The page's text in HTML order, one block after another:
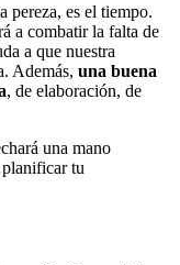
pereza, es el tiempo.
a combatir la falta de
a que nuestra
Además, una buena
, de elaboración, de
una mano
planificar tu